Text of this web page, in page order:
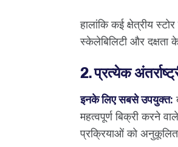
हालांकि कई क्षेत्रीय
स्केलेबिलिटी और दक्षता
2. प्रत्येक
इनके लिए सबसे उपयुक्त:
महत्वपूर्ण बिक्री करने
प्रक्रियाओं को